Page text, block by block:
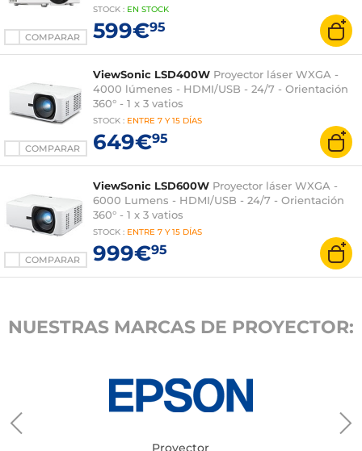
COMPARAR
STOCK : EN STOCK
599€95
COMPARAR
ViewSonic LSD400W Proyector láser WXGA -
4000 lúmenes - HDMI/USB - 24/7 - Orientación
360° - 1 x 3 vatios
STOCK : ENTRE 7 Y 15 DÍAS
649€95
COMPARAR
ViewSonic LSD600W Proyector láser WXGA -
6000 Lumens - HDMI/USB - 24/7 - Orientación
360° - 1 x 3 vatios
STOCK : ENTRE 7 Y 15 DÍAS
999€95
NUESTRAS MARCAS DE PROYECTOR:
Proyector